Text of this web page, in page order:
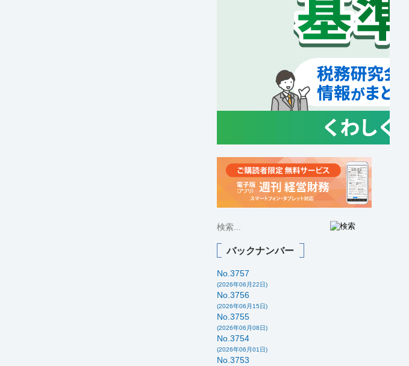
バックナンバー
No.3757
(2026年06月22日)
No.3756
(2026年06月15日)
No.3755
(2026年06月08日)
No.3754
(2026年06月01日)
No.3753